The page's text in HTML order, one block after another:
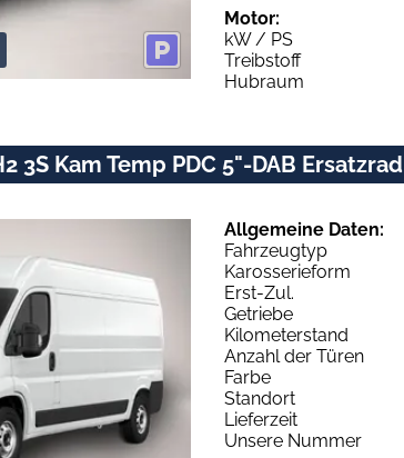
Motor:
kW / PS
Treibstoff
Hubraum
3S Kam Temp PDC 5"-DAB Ersatzrad
Allgemeine Daten:
Fahrzeugtyp
Karosserieform
Erst-Zul.
Getriebe
Kilometerstand
Anzahl der Türen
Farbe
Standort
Lieferzeit
Unsere Nummer